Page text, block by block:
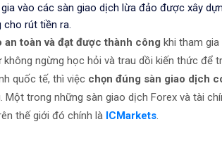
vào các sàn giao dịch lừa đảo được xây
cho rút tiền ra.
an toàn và đạt được thành công khi tham gia
không ngừng học hỏi và trau dồi kiến thức để
quốc tế, thì việc chọn đúng sàn giao dịch
. Một trong những sàn giao dịch Forex và tài
thế giới đó chính là ICMarkets.